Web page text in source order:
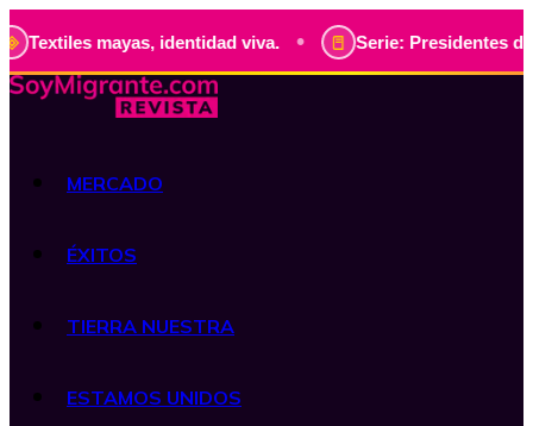
identidad viva. • Serie: Presidentes de Guatemala,
MERCADO
ÉXITOS
TIERRA NUESTRA
ESTAMOS UNIDOS